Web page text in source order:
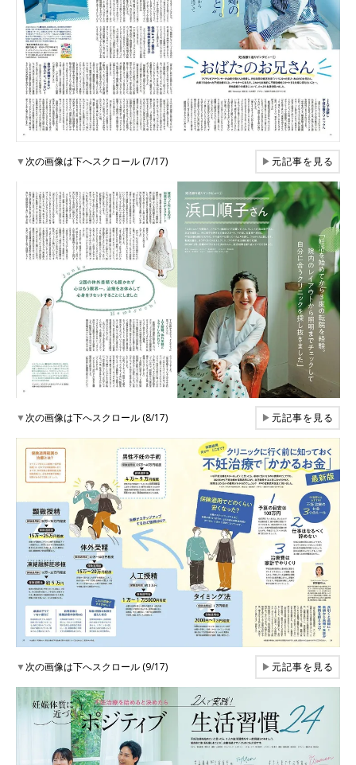
▼次の画像は下へスクロール (7/17) ▶元記事を見る
▼次の画像は下へスクロール (8/17) ▶元記事を見る
▼次の画像は下へスクロール (9/17) ▶元記事を見る